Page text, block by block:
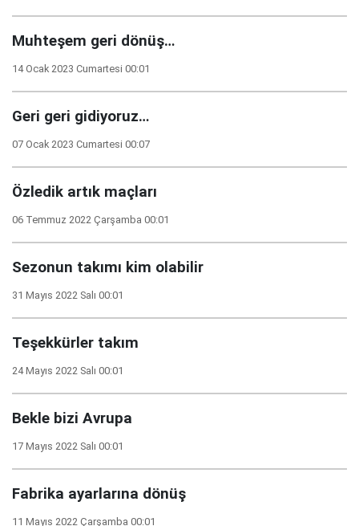
Muhteşem geri dönüş…
14 Ocak 2023 Cumartesi 00:01
Geri geri gidiyoruz…
07 Ocak 2023 Cumartesi 00:07
Özledik artık maçları
06 Temmuz 2022 Çarşamba 00:01
Sezonun takımı kim olabilir
31 Mayıs 2022 Salı 00:01
Teşekkürler takım
24 Mayıs 2022 Salı 00:01
Bekle bizi Avrupa
17 Mayıs 2022 Salı 00:01
Fabrika ayarlarına dönüş
11 Mayıs 2022 Çarşamba 00:01